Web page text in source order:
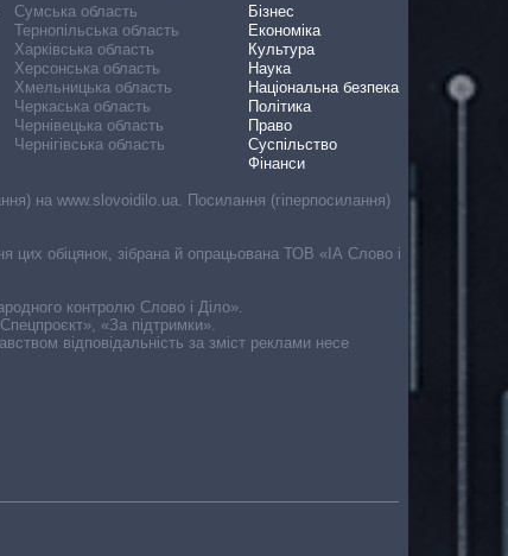
Сумська область
Тернопільська область
Харківська область
Херсонська область
Хмельницька область
Черкаська область
Чернівецька область
Чернігівська область
Бізнес
Економіка
Культура
Наука
Національна безпека
Політика
Право
Суспільство
Фінанси
на www.slovoidilo.ua. Посилання (гіперпосилання)
цих обіцянок, зібрана й опрацьована ТОВ «ІА Слово і
контролю Слово і Діло».
«За підтримки».
відповідальність за зміст реклами несе